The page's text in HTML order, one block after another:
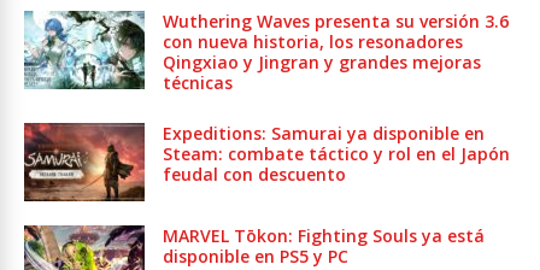
Wuthering Waves presenta su versión 3.6
con nueva historia, los resonadores
Qingxiao y Jingran y grandes mejoras
técnicas
Expeditions: Samurai ya disponible en
Steam: combate táctico y rol en el Japón
feudal con descuento
MARVEL Tōkon: Fighting Souls ya está
disponible en PS5 y PC